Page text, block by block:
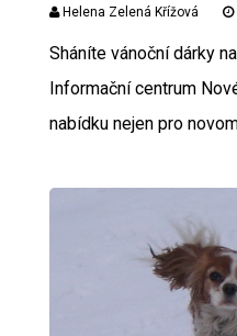
Helena Zelená Křížová
Sháníte vánoční dárky
Informační centrum
nabídku nejen pro